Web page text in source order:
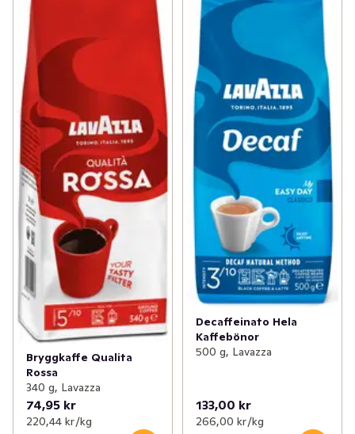
Bryggkaffe Qualita
Rossa
340 g, Lavazza
74,95 kr
220,44 kr /kg
Decaffeinato Hela
Kaffebönor
500 g, Lavazza
133,00 kr
266,00 kr /kg